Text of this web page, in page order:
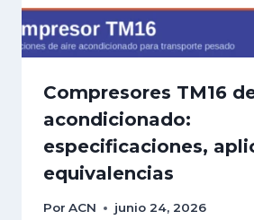
Compresores TM16
acondicionado:
especificaciones,
equivalencias
Por ACN junio 24, 2026